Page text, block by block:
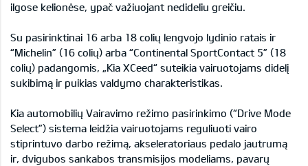
ilgose kelionėse, ypač važiuojant nedideliu greičiu.
Su pasirinktinai 16 arba 18 colių lengvojo lydinio ratais ir
“Michelin” (16 colių) arba “Continental SportContact 5” (18
colių) padangomis, „Kia XCeed“ suteikia vairuotojams didelį
sukibimą ir puikias valdymo charakteristikas.
Kia automobilių Vairavimo režimo pasirinkimo (“Drive Mode
Select”) sistema leidžia vairuotojams reguliuoti vairo
stiprintuvo darbo režimą, akseleratoriaus pedalo jautrumą
ir, dvigubos sankabos transmisijos modeliams, pavarų